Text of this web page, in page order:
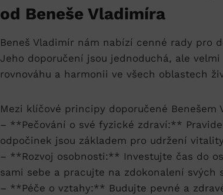
od Beneše Vladimíra
Beneš Vladimír nám nabízí cenné rady pro
Jeho doporučení jsou jednoduchá, ale
rovnováhu a harmonii ve všech oblastech
Mezi klíčové principy doporučené Benešem
– **Pečování o své fyzické zdraví:**
odpočinek jsou základem pro udržení
– **Rozvoj osobnosti:** Investujte čas do
sami sebe a pracujte na zdokonalení svých
– **Péče o vztahy:** Budujte pevné a